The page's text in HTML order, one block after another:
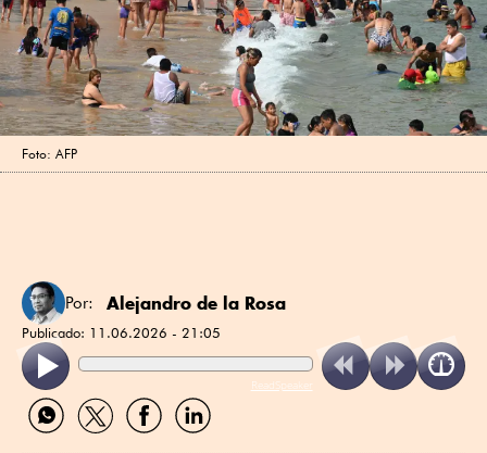
Foto: AFP
Por: Alejandro de la Rosa
Publicado: 11.06.2026 - 21:05
ReadSpeaker
Compartir
por
Compartir
por
Compartir
por
Compartir
por